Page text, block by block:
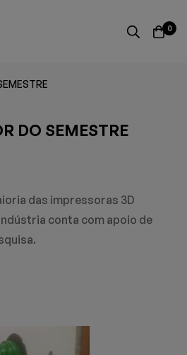
0
DO SEMESTRE
das impressoras 3D
conta com apoio de